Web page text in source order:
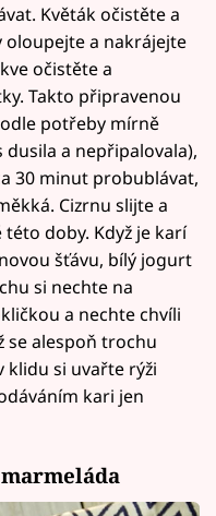
Květák očistěte a
oloupejte a nakrájejte
očistěte a
Takto připravenou
potřeby mírně
a nepřipalovala),
30 minut probublávat,
Cizrnu slijte a
doby. Když je karí
šťávu, bílý jogurt
si nechte na
a nechte chvíli
se alespoň trochu
klidu si uvařte rýži
kari jen